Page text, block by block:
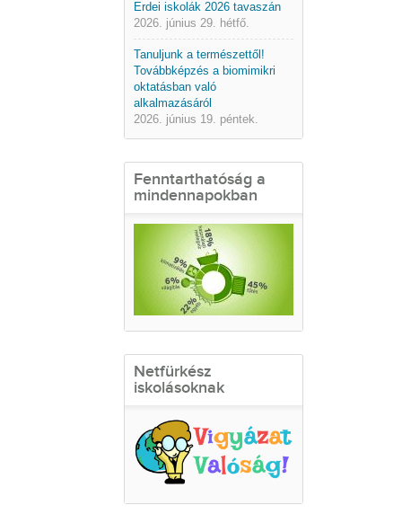
Erdei iskolák 2026 tavaszán
2026. június 29. hétfő.
Tanuljunk a természettől!
Továbbképzés a biomimikri
oktatásban való
alkalmazásáról
2026. június 19. péntek.
Fenntarthatóság a
mindennapokban
Netfürkész
iskolásoknak